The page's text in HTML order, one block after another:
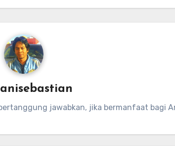
jawabkan, jika bermanfaat bagi